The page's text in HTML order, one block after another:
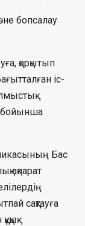
бопсалау
қорқытып
іс-
бойынша
Бас
ақпарат
сақтауға